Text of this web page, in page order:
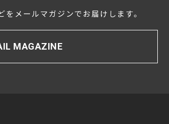
メールマガジンでお届けします。
MAGAZINE